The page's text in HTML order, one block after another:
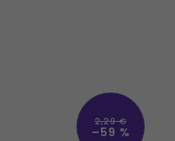
2,29 €
–59 %